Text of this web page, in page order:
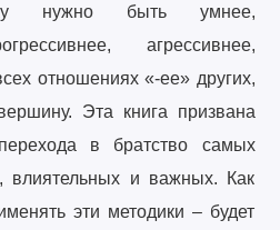
нужно быть умнее,
агрессивнее,
отношениях «-ее» других,
Эта книга призвана
в братство самых
влиятельных и важных. Как
эти методики – будет